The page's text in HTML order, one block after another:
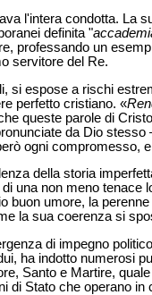
l'intera condotta. La
definita "
professando un
servitore del Re.
si espose a rischi
perfetto cristiano. «
queste parole di
da Dio
ogni compromesso,
della storia
una non meno
buon umore, la
la sua coerenza si
di impegno
ha indotto numerosi
Santo e Martire,
di Stato che operano